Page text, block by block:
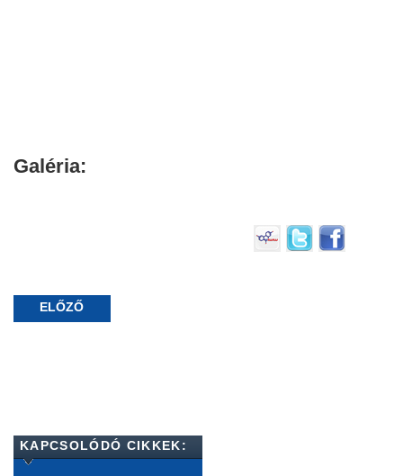
Galéria:
ELŐZŐ
KAPCSOLÓDÓ CIKKEK: